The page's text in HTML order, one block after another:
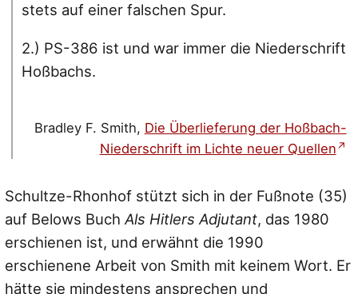
stets auf einer falschen Spur.
2.) PS-386 ist und war immer die Niederschrift
Hoßbachs.
Bradley F. Smith, Die Überlieferung der Hoßbach-
Niederschrift im Lichte neuer Quellen
Schultze-Rhonhof stützt sich in der Fußnote (35)
auf Belows BuchAls Hitlers Adjutant, das 1980
erschienen ist, und erwähnt die 1990
erschienene Arbeit von Smith mit keinem Wort. Er
hätte sie mindestens ansprechen und